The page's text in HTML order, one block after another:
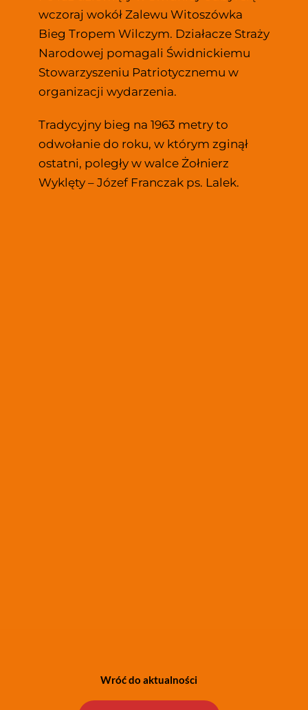
wczoraj wokół Zalewu Witoszówka
Bieg Tropem Wilczym. Działacze Straży
Narodowej pomagali Świdnickiemu
Stowarzyszeniu Patriotycznemu w
organizacji wydarzenia.
Tradycyjny bieg na 1963 metry to
odwołanie do roku, w którym zginął
ostatni, poległy w walce Żołnierz
Wyklęty – Józef Franczak ps. Lalek.
Wróć do aktualności